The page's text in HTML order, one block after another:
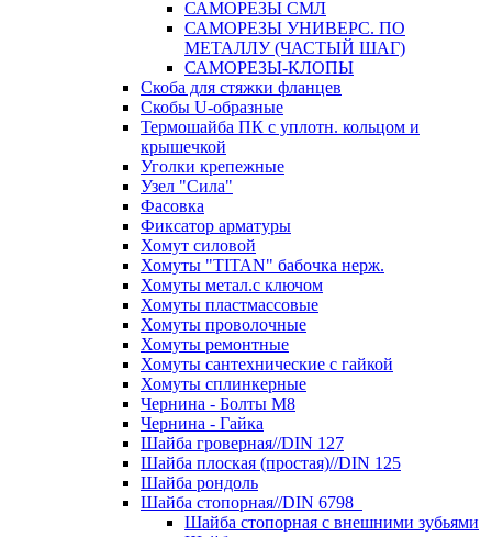
САМОРЕЗЫ СМЛ
САМОРЕЗЫ УНИВЕРС. ПО
МЕТАЛЛУ (ЧАСТЫЙ ШАГ)
САМОРЕЗЫ-КЛОПЫ
Скоба для стяжки фланцев
Скобы U-образные
Термошайба ПК с уплотн. кольцом и
крышечкой
Уголки крепежные
Узел "Сила"
Фасовка
Фиксатор арматуры
Хомут силовой
Хомуты "TITAN" бабочка нерж.
Хомуты метал.с ключом
Хомуты пластмассовые
Хомуты проволочные
Хомуты ремонтные
Хомуты сантехнические с гайкой
Хомуты сплинкерные
Чернина - Болты М8
Чернина - Гайка
Шайба гроверная//DIN 127
Шайба плоская (простая)//DIN 125
Шайба рондоль
Шайба стопорная//DIN 6798
Шайба стопорная с внешними зубьями